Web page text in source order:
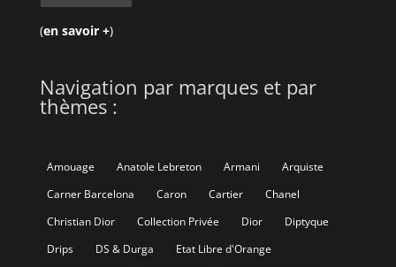
(en savoir +)
Navigation par marques et par
thèmes :
Amouage Anatole Lebreton Armani
Arquiste
Carner Barcelona
Caron Cartier
Chanel
Christian Dior
Collection Privée Dior
Diptyque
Drips
DS & Durga
Etat Libre d'Orange